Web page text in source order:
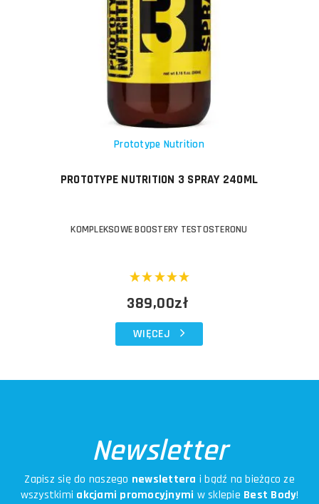
Prototype Nutrition
PROTOTYPE NUTRITION 3 SPRAY 240ML
KOMPLEKSOWE BOOSTERY TESTOSTERONU
389,00zł
WIĘCEJ
Newsletter
Zapisz się do naszego newslettera i bądź na bieżąco ze
wszystkimi akcjami promocyjnymi w sklepie Best Body!